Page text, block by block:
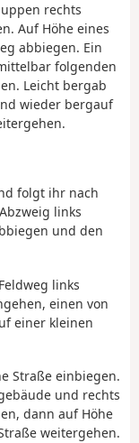
rechts
Auf Höhe eines
abbiegen. Ein
folgenden
Leicht bergab
wieder bergauf
folgt ihr nach
links
und den
links
einen von
einer kleinen
Straße einbiegen.
und rechts
dann auf Höhe
weitergehen.